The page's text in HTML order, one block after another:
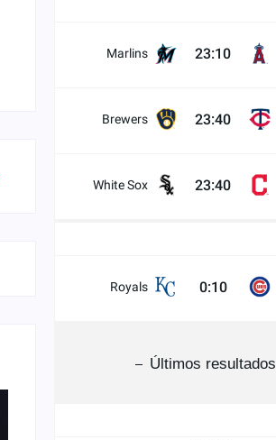
Marlins 23:10
Brewers 23:40
White Sox 23:40
Royals 0:10
Últimos resultados